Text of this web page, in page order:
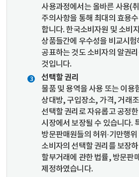
사용과정에서는 올바른 사용(
주의사항을 통해 최대의 효용
합니다. 한국소비자원 및 소비
상품들간에 우수성을 비교시험
공표하는 것도 소비자의 알권
것입니다.
선택할 권리
물품 및 용역을 사용 또는 이용
상대방, 구입장소, 가격, 거래
선택할 권리로 자유롭고 공정
시장에서 보장될 수 있습니다.
방문판매원들의 허위·기만행위
소비자의 선택할 권리를 보장
할부거래에 관한 법률, 방문판
제정하였습니다.